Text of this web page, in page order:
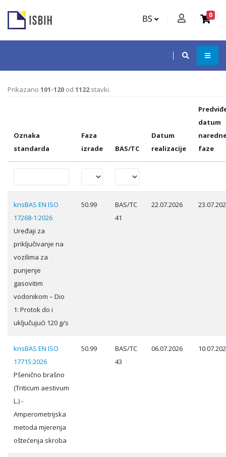
BS 0
Prikazano 101-120 od 1122stavki.
Oznaka
standarda
Faza
izrade
BAS/TC
Datum
realizacije
datum
faze
knsBAS EN ISO
17268-1:2026
Uređaji za
priključivanje na
vozilima za
punjenje
gasovitim
vodonikom – Dio
1: Protok do i
uključujući 120 g/s
50.99
BAS/TC
41
22.07.2026
knsBAS EN ISO
17715:2026
Pšenično brašno
(Triticum aestivum
L.) -
Amperometrijska
metoda mjerenja
oštećenja skroba
50.99
BAS/TC
43
06.07.2026